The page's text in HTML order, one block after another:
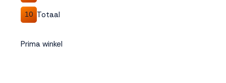
10 Totaal
Prima winkel